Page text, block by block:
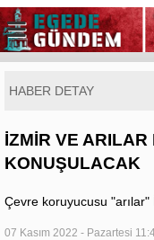
HABER DETAY
İZMİR VE
KONUŞULACAK
Çevre koruyucusu
07 Kasım 2022 - Pazartesi